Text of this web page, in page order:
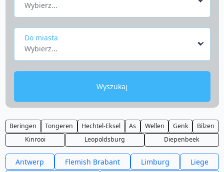
Wybierz...
Do miasta
Wybierz...
Wyszukaj
Beringen Tongeren Hechtel-Eksel As Wellen Genk
Bilzen
Kinrooi
Leopoldsburg Diepenbeek
Antwerp Flemish Brabant Limburg
Liege